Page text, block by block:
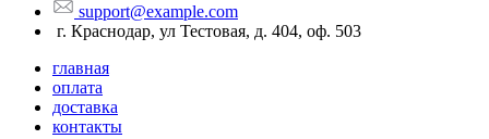
support@example.com
г. Краснодар, ул Тестовая, д. 404, оф. 503
главная
оплата
доставка
контакты